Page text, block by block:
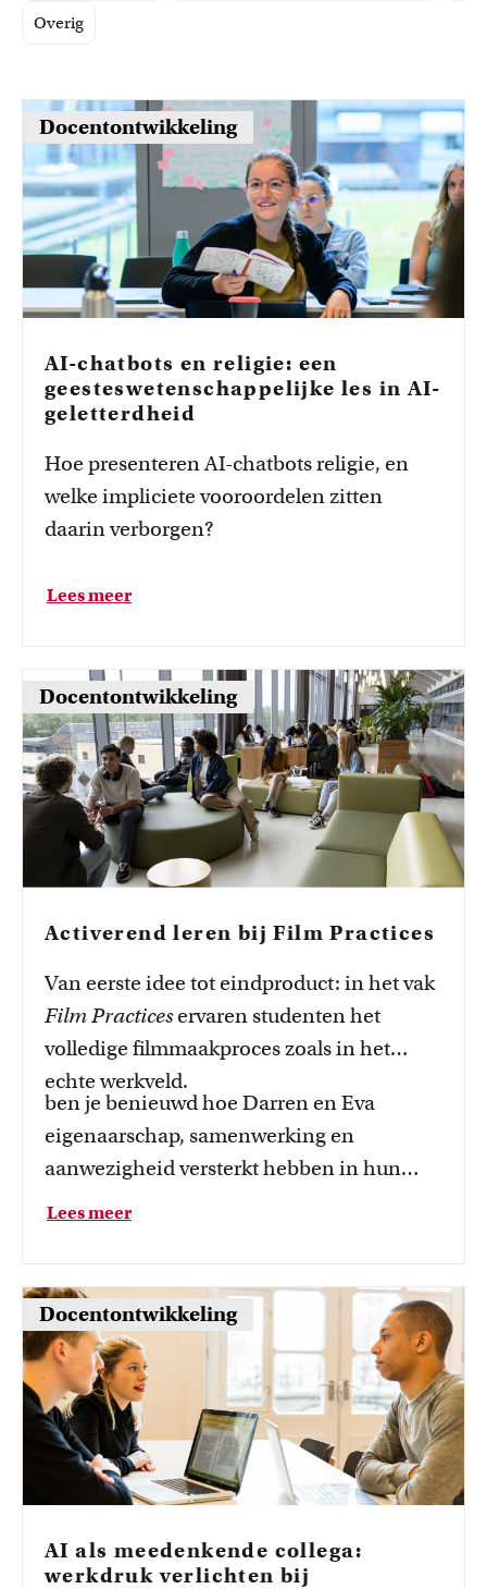
Overig
Docentontwikkeling
AI-chatbots en religie: een
geesteswetenschappelijke les in AI-
geletterdheid
Hoe presenteren AI-chatbots religie, en
welke impliciete vooroordelen zitten
daarin verborgen?
o
o
c
l
i
p
d
o
e
s
p
o
n
a
s
p
o
n
s
e
e
e
e
r
a
t
e
o
s
e
Lees meer
Docentontwikkeling
Activerend leren bij Film Practices
Van eerste idee tot eindproduct: in het vak
Film Practiceservaren studenten het
volledige filmmaakproces zoals in het
echte werkveld.
ben je benieuwd hoe Darren en Eva
eigenaarschap, samenwerking en
aanwezigheid versterkt hebben in hun
onderwijs??
Lees meer
Docentontwikkeling
AI als meedenkende collega:
werkdruk verlichten bij